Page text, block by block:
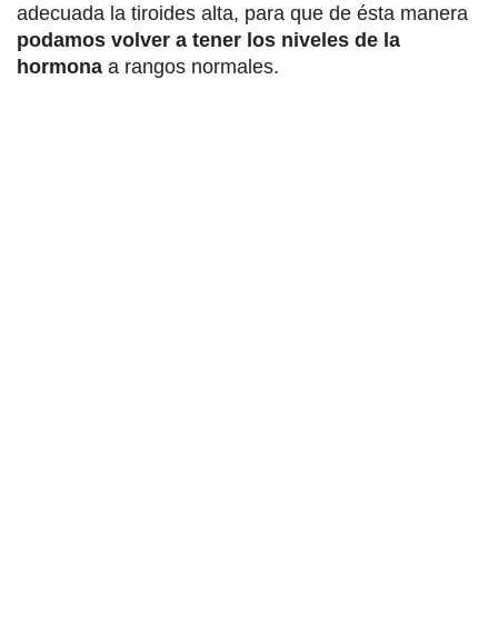
adecuada la tiroides alta, para que de ésta manera
podamos volver a tener los niveles de la
hormona a rangos normales.